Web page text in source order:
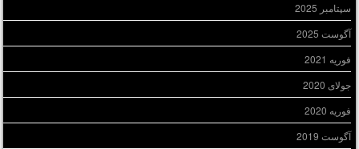
سپتامبر 2025
آگوست 2025
فوریه 2021
جولای 2020
فوریه 2020
آگوست 2019